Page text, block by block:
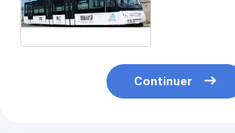
Continuer